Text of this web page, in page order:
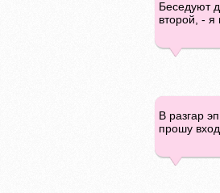
Беседуют
второй, - я
В разгар
прошу